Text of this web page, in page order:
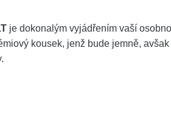
je dokonalým vyjádřením vaší
kousek, jenž bude jemně,